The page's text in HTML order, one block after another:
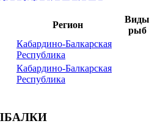
Регион
Виды
рыб
Кабардино-Балкарская
Республика
Кабардино-Балкарская
Республика